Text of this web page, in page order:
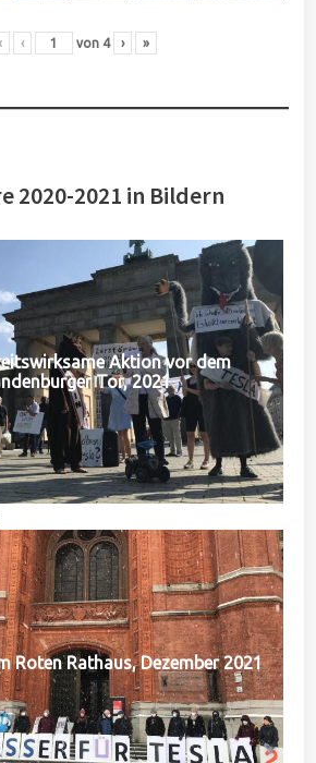
‹ von 4 › »
2020-2021 in Bildern
Aktion vor dem
Tor, 2021
Roten Rathaus, Dezember 2021